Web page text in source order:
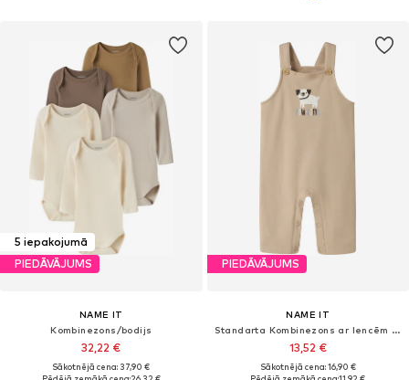
5 iepakojumā
PIEDĀVĀJUMS
NAME IT
Kombinezons/bodijs
32,22 €
Sākotnējā cena: 37,90 €
PIEDĀVĀJUMS
NAME IT
Standarta Kombinezons ar lencēm 'NBMVONNE'
13,52 €
Sākotnējā cena: 16,90 €